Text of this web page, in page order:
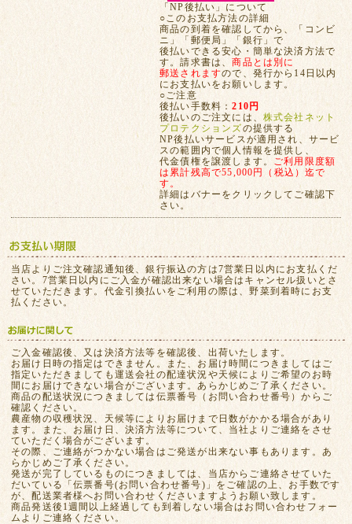
「NP後払い」について
○このお支払方法の詳細
商品の到着を確認してから、「コンビ
ニ」「郵便局」「銀行」で
後払いできる安心・簡単な決済方法で
す。請求書は、商品とは別に
郵送されますので、発行から14日以内
にお支払いをお願いします。
○ご注意
後払い手数料：210円
後払いのご注文には、 株式会社ネット
プロテクションズの提供する
NP後払いサービスが適用され、サービ
スの範囲内で個人情報を提供し、
代金債権を譲渡します。 ご利用限度額
は累計残高で55,000円（税込）迄で
す。
詳細はバナーをクリックしてご確認下
さい。
当店よりご注文確認通知後、銀行振込の方は7営業日以内にお支払くだ
さい。7営業日以内にご入金が確認出来ない場合はキャンセル扱いとさ
せていただきます。代金引換払いをご利用の際は、野菜到着時にお支
払ください。
ご入金確認後、又は決済方法等を確認後、出荷いたします。
お届け日時の指定はできません。また、お届け時間につきましてはご
指定いただきましても運送会社の配達状況や天候によりご希望のお時
間にお届けできない場合がございます。あらかじめご了承ください。
商品の配送状況につきましては伝票番号（お問い合わせ番号）からご
確認ください。
農産物の収穫状況、天候等によりお届けまで日数がかかる場合があり
ます。また、お届け日、決済方法等について、当社よりご連絡をさせ
ていただく場合がございます。
その際、ご連絡がつかない場合はご発送が出来ない事もあります。あ
らかじめご了承ください。
発送が完了しているものにつきましては、当店からご連絡させていた
だいている「伝票番号(お問い合わせ番号)」をご確認の上、お手数です
が、配送業者様へお問い合わせくださいますようお願い致します。
商品発送後1週間以上経過しても到着しない場合はお問い合わせフォー
ムよりご連絡ください。